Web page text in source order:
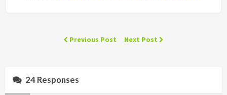
Previous Post Next Post
24 Responses